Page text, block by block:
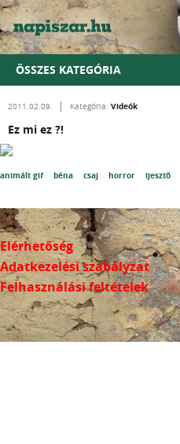
ÖSSZES KATEGÓRIA
2011.02.09. Kategória: Videók
Ez mi ez ?!
animált gif béna csaj horror ijesztő
Elérhetőség
Adatkezelési szabályzat
Felhasználási feltételek